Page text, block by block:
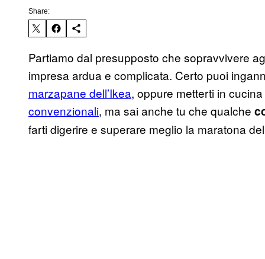
Share:
Partiamo dal presupposto che sopravvivere
impresa ardua e complicata. Certo puoi
marzapane dell’Ikea, oppure metterti in
convenzionali, ma sai anche tu che qualche
farti digerire e superare meglio la maratona